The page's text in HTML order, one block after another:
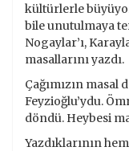
kültürlerle
bile unutulmaya
Nogaylar’ı,
masallarını yazdı.
Çağımızın masal
Feyzioğlu’ydu.
döndü. Heybesi
Yazdıklarının